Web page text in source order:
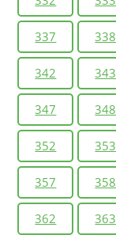
337 338
342 343
347 348
352 353
357 358
362 363